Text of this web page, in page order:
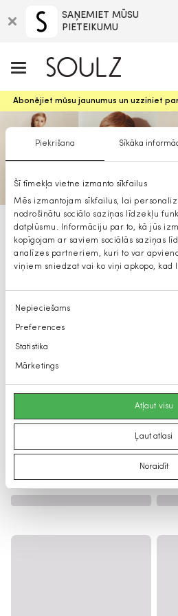
Piekrišana Sīkāka
Šī tīmekļa vietne izmanto sīkfailus
Mēs izmantojam sīkfailus, lai
nodrošinātu sociālo saziņas līdzekļu
datplūsmu. Informāciju par to, kā jūs
kopīgojam ar saviem sociālās saziņas
analīzes partneriem, kuri to var
viņiem sniedzat vai ko viņi apkopo, kad
Piekrišanas
izvēle
Nepieciešams
Preferences
Statistika
Mārketings
Atļaut visu
Ļaut atlasi
Noraidīt
SAŅEMIET MŪSU
PIETEIKUMU
Abonējiet mūsu jaunumus un uzziniet
KMX kMX